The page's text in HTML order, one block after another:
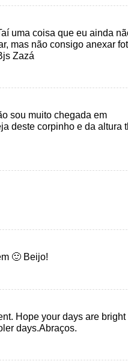
uma coisa que eu ainda
mas não consigo anexar
Zazá
sou muito chegada em
deste corpinho e da altura
🙂 Beijo!
Hope your days are bright
days.Abraços.